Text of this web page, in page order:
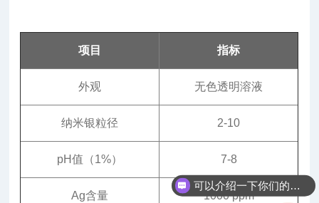
项目 指标
外观 无色透明溶液
纳米银粒径 2-10
pH值（1%） 7-8
Ag含量 1000 ppm
可以介绍一下你们的抗菌产品吗